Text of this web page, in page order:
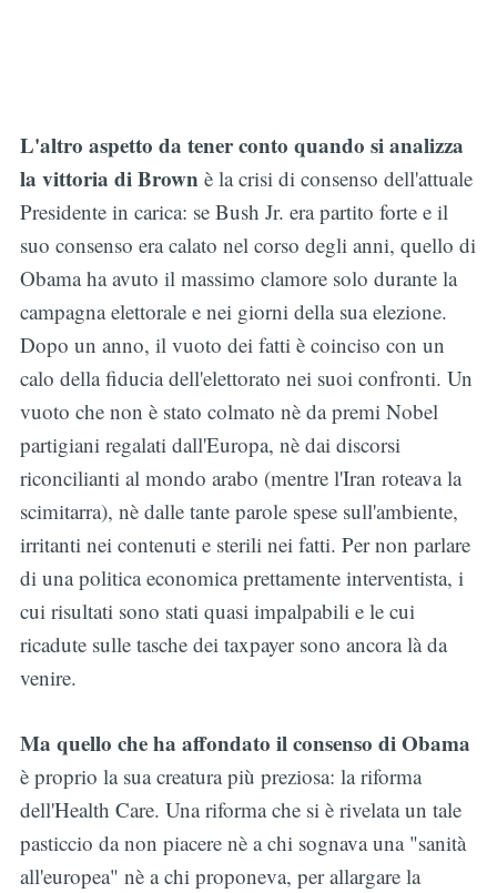
L'altro aspetto da tener conto quando si analizza
la vittoria di Brown è la crisi di consenso dell'attuale
Presidente in carica: se Bush Jr. era partito forte e il
suo consenso era calato nel corso degli anni, quello di
Obama ha avuto il massimo clamore solo durante la
campagna elettorale e nei giorni della sua elezione.
Dopo un anno, il vuoto dei fatti è coinciso con un
calo della fiducia dell'elettorato nei suoi confronti. Un
vuoto che non è stato colmato nè da premi Nobel
partigiani regalati dall'Europa, nè dai discorsi
riconcilianti al mondo arabo (mentre l'Iran roteava la
scimitarra), nè dalle tante parole spese sull'ambiente,
irritanti nei contenuti e sterili nei fatti. Per non parlare
di una politica economica prettamente interventista, i
cui risultati sono stati quasi impalpabili e le cui
ricadute sulle tasche dei taxpayer sono ancora là da
venire.
Ma quello che ha affondato il consenso di Obama
è proprio la sua creatura più preziosa: la riforma
dell'Health Care. Una riforma che si è rivelata un tale
pasticcio da non piacere nè a chi sognava una "sanità
all'europea" nè a chi proponeva, per allargare la